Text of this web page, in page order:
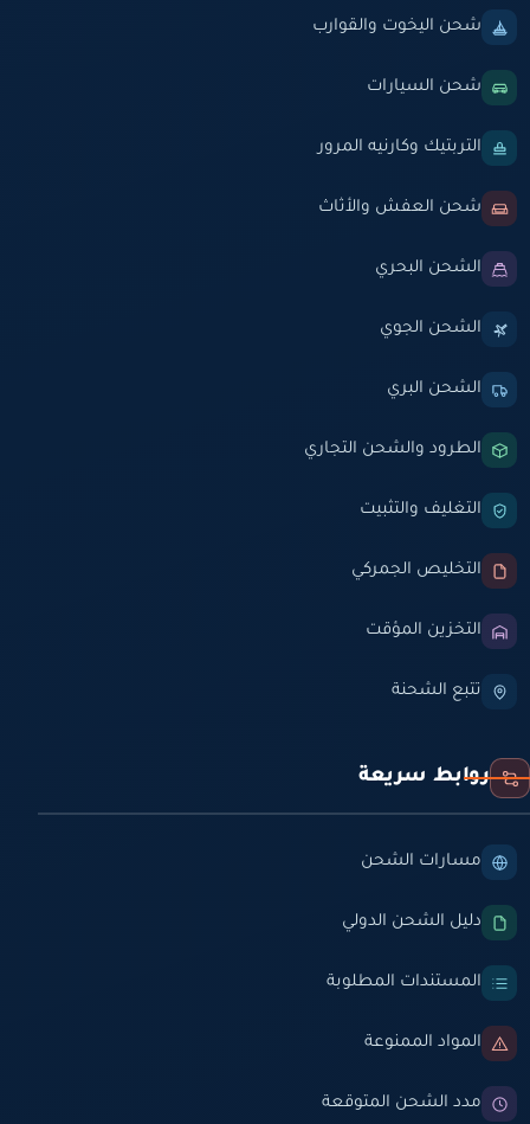
شحن اليخوت والقوارب
شحن السيارات
التربتيك وكارنيه المرور
شحن العفش والأثاث
الشحن البحري
الشحن الجوي
الشحن البري
الطرود والشحن التجاري
التغليف والتثبيت
التخليص الجمركي
التخزين المؤقت
تتبع الشحنة
روابط سريعة
مسارات الشحن
دليل الشحن الدولي
المستندات المطلوبة
المواد الممنوعة
مدد الشحن المتوقعة